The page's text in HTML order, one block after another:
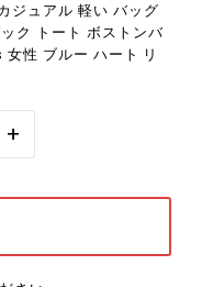
ジュアル 軽い バッグ
ク トート ボストンバ
性 ブルー ハート リ
+